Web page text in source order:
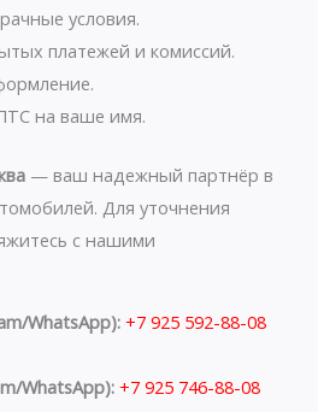
условия.
платежей и комиссий.
на ваше имя.
— ваш надежный партнёр в
Для уточнения
с нашими
WhatsApp): +7 925 592-88-08
WhatsApp): +7 925 746-88-08